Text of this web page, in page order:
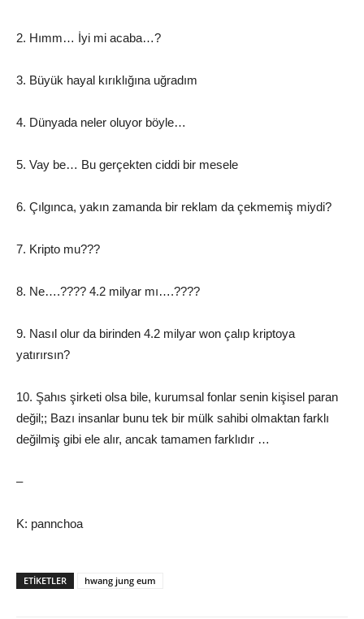
2. Hımm… İyi mi acaba…?
3. Büyük hayal kırıklığına uğradım
4. Dünyada neler oluyor böyle…
5. Vay be… Bu gerçekten ciddi bir mesele
6. Çılgınca, yakın zamanda bir reklam da çekmemiş miydi?
7. Kripto mu???
8. Ne….???? 4.2 milyar mı….????
9. Nasıl olur da birinden 4.2 milyar won çalıp kriptoya
yatırırsın?
10. Şahıs şirketi olsa bile, kurumsal fonlar senin kişisel paran
değil;; Bazı insanlar bunu tek bir mülk sahibi olmaktan farklı
değilmiş gibi ele alır, ancak tamamen farklıdır …
–
K: pannchoa
ETIKETLER hwang jung eum